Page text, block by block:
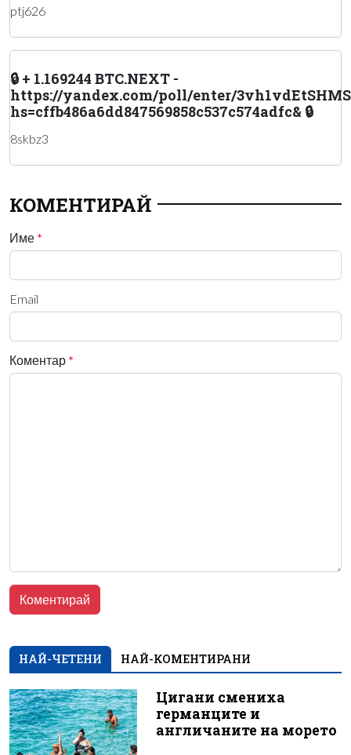
ptj626
🔒 + 1.169244 BTC.NEXT -
https://yandex.com/poll/enter/
hs=cffb486a6dd847569858c537c574adfc& 🔒
8skbz3
КОМЕНТИРАЙ
Име *
Email
Коментар *
НАЙ-ЧЕТЕНИ НАЙ-КОМЕНТИРАНИ
Цигани смениха
германците и
англичаните на морето